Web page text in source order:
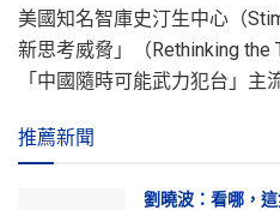
美國知名智庫史汀生中心（
新思考威脅」（Rethinking the
「中國隨時可能武力犯台」主
推薦新聞
劉曉波：看哪，